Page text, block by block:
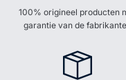
100% origineel producten
garantie van de